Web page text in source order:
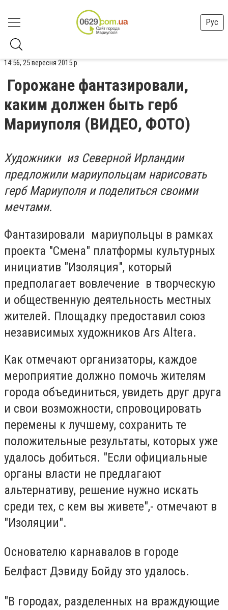
Рус
14:56, 25 вересня 2015 р.
Горожане фантазировали,
каким должен быть герб
Мариуполя (ВИДЕО, ФОТО)
Художники из Северной Ирландии
предложили мариупольцам нарисовать
герб Мариуполя и поделиться своими
мечтами.
Фантазировали мариупольцы в рамках
проекта "Смена" платформы культурных
инициатив "Изоляция", который
предполагает вовлечение в творческую
и общественную деятельность местных
жителей. Площадку предоставил союз
независимых художников Ars Altera.
Как отмечают организаторы, каждое
мероприятие должно помочь жителям
города объединиться, увидеть друг друга
и свои возможности, спровоцировать
перемены к лучшему, сохранить те
положительные результаты, которых уже
удалось добиться. "Если официальные
органы власти не предлагают
альтернативу, решение нужно искать
среди тех, с кем вы живете",- отмечают в
"Изоляции".
Основателю карнавалов в городе
Белфаст Дэвиду Бойду это удалось.
"В городах, разделенных на враждующие